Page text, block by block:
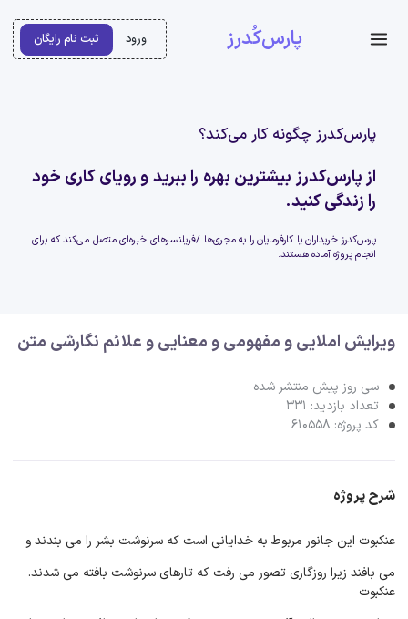
پارس‌کُدرز ورود ثبت نام رایگان
پارس‌کدرز چگونه کار می‌کند؟
از پارس‌کدرز بیشترین بهره را ببرید و رویای کاری خود
را زندگی کنید.
پارس‌کدرز خریداران یا کارفرمایان را به مجری‌ها /فریلنسرهای خبره‌ای متصل می‌کند که برای
انجام پروژه آماده هستند.
ویرایش املایی و مفهومی و معنایی و علائم نگارشی متن
سی روز پیش منتشر شده
تعداد بازدید: 331
کد پروژه: 610558
شرح پروژه
عنکبوت این جانور مربوط به خدایانی است که سرنوشت بشر را می بندند و
می بافند زیرا روزگاری تصور می رفت که تارهای سرنوشت بافته می شدند.
عنکبوت